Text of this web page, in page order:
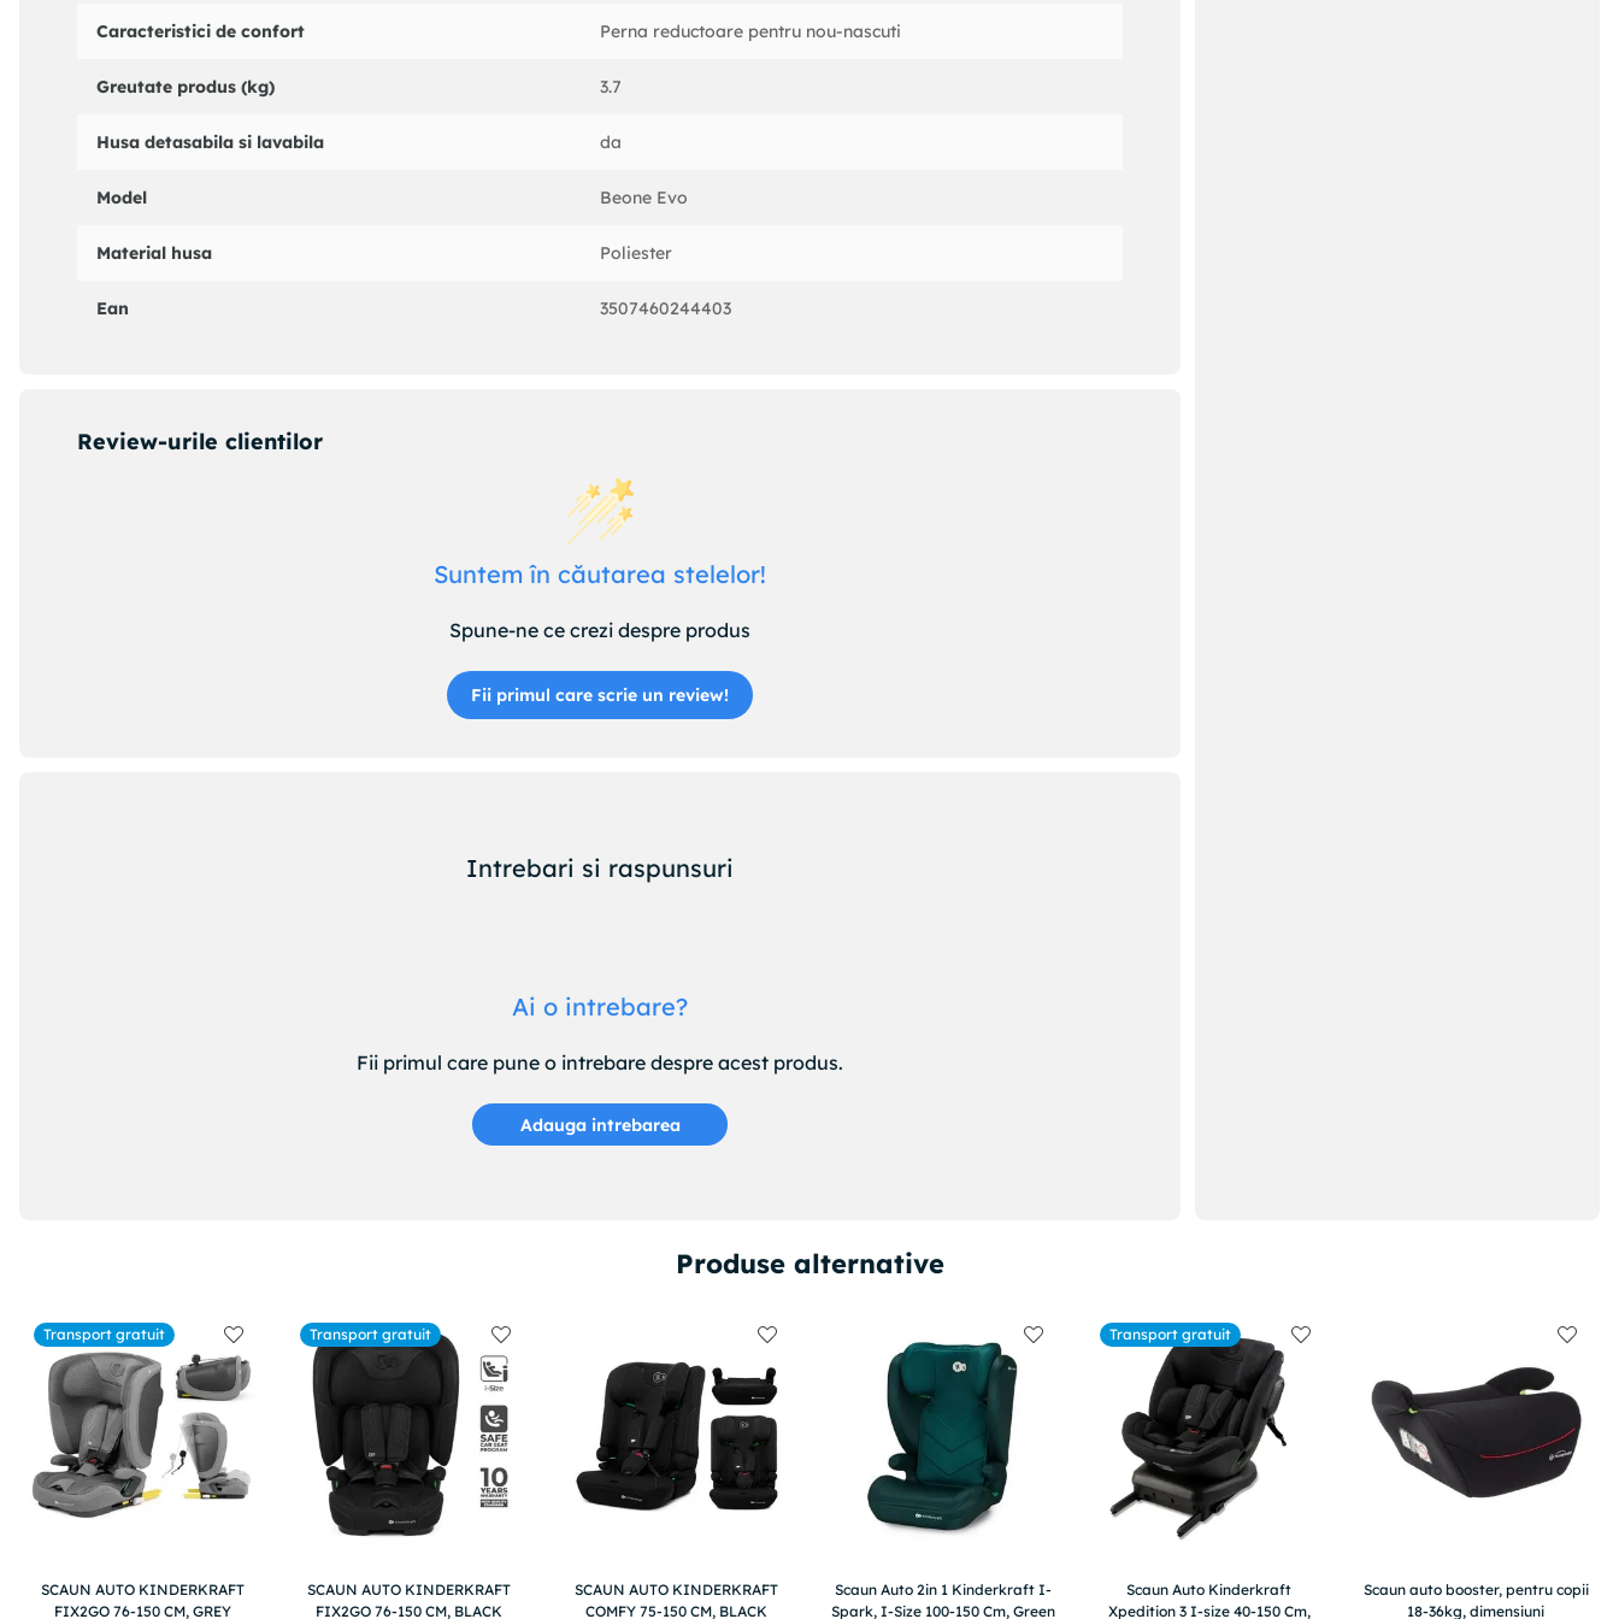
Caracteristici de confort Perna reductoare pentru nou-nascuti
Greutate produs (kg) 3.7
Husa detasabila si lavabila da
Model Beone Evo
Material husa Poliester
Ean 3507460244403
Review-urile clientilor
Suntem în căutarea stelelor!
Spune-ne ce crezi despre produs
Fii primul care scrie un review!
Intrebari si raspunsuri
Ai o intrebare?
Fii primul care pune o intrebare despre acest produs.
Adauga intrebarea
Produse alternative
Transport gratuit
SCAUN AUTO KINDERKRAFT
FIX2GO 76-150 CM, GREY
Transport gratuit
SCAUN AUTO KINDERKRAFT
FIX2GO 76-150 CM, BLACK
SCAUN AUTO KINDERKRAFT
COMFY 75-150 CM, BLACK
Scaun Auto 2in 1 Kinderkraft I-
Spark, I-Size 100-150 Cm, Green
Transport gratuit
Scaun Auto Kinderkraft
Xpedition 3 I-size 40-150 Cm,
Scaun auto booster, pentru copii
18-36kg, dimensiuni